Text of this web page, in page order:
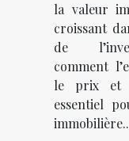
la valeur
croissant
de
comment
le prix et
essentiel